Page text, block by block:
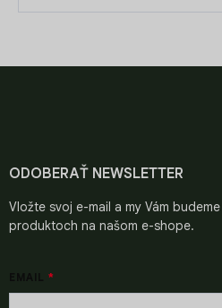
ODOBERAŤ NEWSLETTER
Vložte svoj e-mail a my Vám
produktoch na našom e-shope.